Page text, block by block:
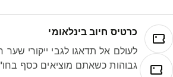
כרטיס חיוב בינלאומי
לעולם אל תדאגו לגבי ייקורי שער
גבוהות כשאתם מוציאים כסף בחו"ל.